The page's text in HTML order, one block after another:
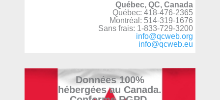
Québec, QC, Canada
Québec: 418-476-2365
Montréal: 514-319-1676
Sans frais: 1-833-729-3200
info@qcweb.org
info@qcweb.eu
Données 100%
hébergées au Canada.